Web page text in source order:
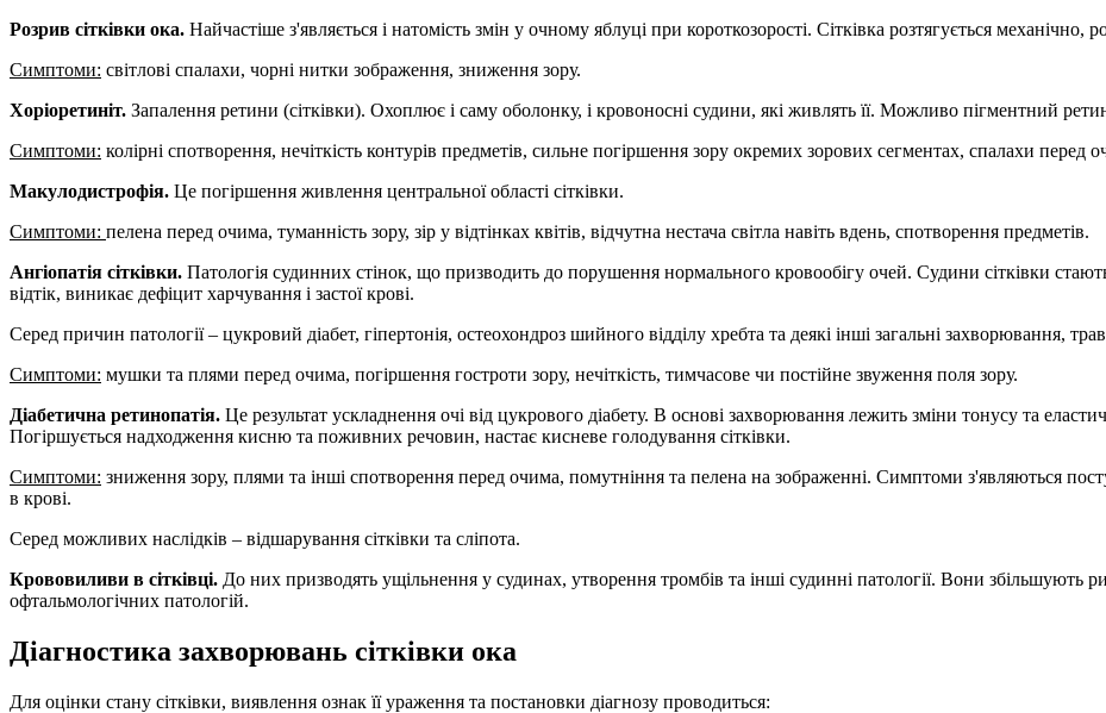
Розрив сітківки ока. Найчастіше з'являється і натомість змін у очному яблуці при короткозорості. Сітківка розтягується механічно,
Симптоми: світлові спалахи, чорні нитки зображення, зниження зору.
Хоріоретиніт. Запалення ретини (сітківки). Охоплює і саму оболонку, і кровоносні судини, які живлять її. Можливо пігментний
Симптоми: колірні спотворення, нечіткість контурів предметів, сильне погіршення зору окремих зорових сегментах, спалахи перед
Макулодистрофія. Це погіршення живлення центральної області сітківки.
Симптоми: пелена перед очима, туманність зору, зір у відтінках квітів, відчутна нестача світла навіть вдень, спотворення предметів.
Ангіопатія сітківки. Патологія судинних стінок, що призводить до порушення нормального кровообігу очей. Судини сітківки
відтік, виникає дефіцит харчування і застої крові.
Серед причин патології – цукровий діабет, гіпертонія, остеохондроз шийного відділу хребта та деякі інші загальні захворювання,
Симптоми: мушки та плями перед очима, погіршення гостроти зору, нечіткість, тимчасове чи постійне звуження поля зору.
Діабетична ретинопатія. Це результат ускладнення очі від цукрового діабету. В основі захворювання лежить зміни тонусу та
Погіршується надходження кисню та поживних речовин, настає кисневе голодування сітківки.
Симптоми: зниження зору, плями та інші спотворення перед очима, помутніння та пелена на зображенні. Симптоми з'являються
в крові.
Серед можливих наслідків – відшарування сітківки та сліпота.
Крововиливи в сітківці. До них призводять ущільнення у судинах, утворення тромбів та інші судинні патології. Вони збільшують
офтальмологічних патологій.
Діагностика захворювань сітківки ока
Для оцінки стану сітківки, виявлення ознак її ураження та постановки діагнозу проводиться: